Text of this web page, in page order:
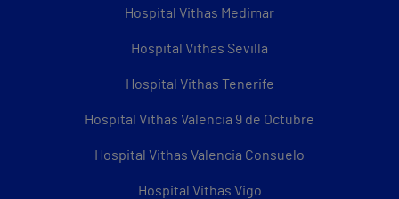
Hospital Vithas Medimar
Hospital Vithas Sevilla
Hospital Vithas Tenerife
Hospital Vithas Valencia 9 de Octubre
Hospital Vithas Valencia Consuelo
Hospital Vithas Vigo